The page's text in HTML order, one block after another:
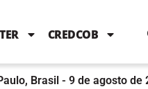
b
o
k
t
e
b
n
CREDCOB
Brasil - 9 de agosto de